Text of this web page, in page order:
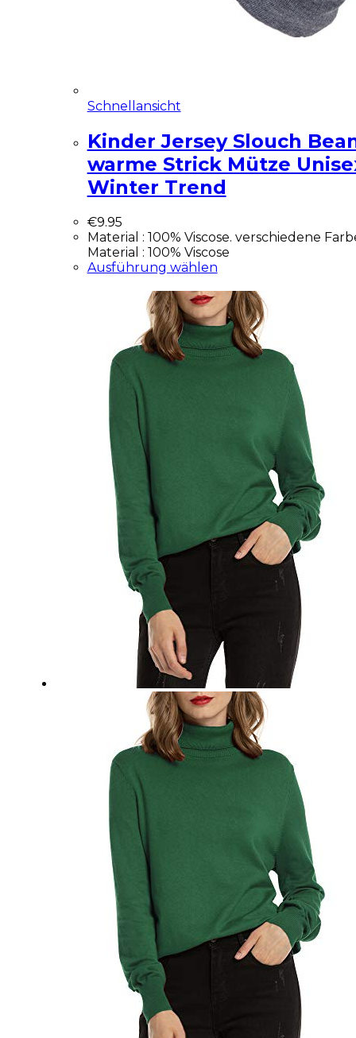
Schnellansicht
Kinder Jersey Slouch
warme Strick Mütze
Winter Trend
€9.95
Material : 100% Viscose. verschiedene
Material : 100% Viscose
Ausführung wählen